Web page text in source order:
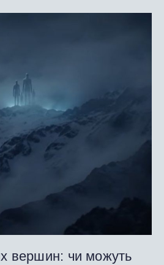
вершин: чи можуть